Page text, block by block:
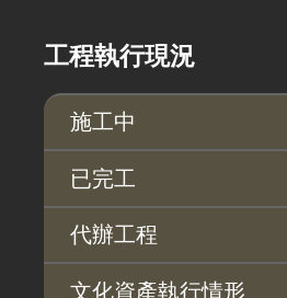
工程執行現況
施工中
已完工
代辦工程
文化資產執行情形